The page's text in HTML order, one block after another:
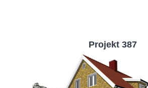
Projekt 387